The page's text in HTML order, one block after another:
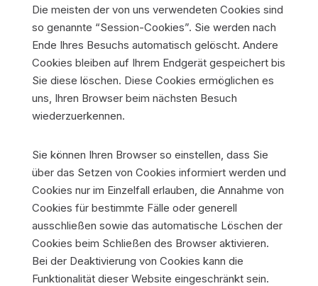
Die meisten der von uns verwendeten Cookies sind
so genannte “Session-Cookies”. Sie werden nach
Ende Ihres Besuchs automatisch gelöscht. Andere
Cookies bleiben auf Ihrem Endgerät gespeichert bis
Sie diese löschen. Diese Cookies ermöglichen es
uns, Ihren Browser beim nächsten Besuch
wiederzuerkennen.
Sie können Ihren Browser so einstellen, dass Sie
über das Setzen von Cookies informiert werden und
Cookies nur im Einzelfall erlauben, die Annahme von
Cookies für bestimmte Fälle oder generell
ausschließen sowie das automatische Löschen der
Cookies beim Schließen des Browser aktivieren.
Bei der Deaktivierung von Cookies kann die
Funktionalität dieser Website eingeschränkt sein.